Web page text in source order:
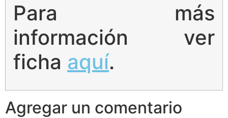
Para más
información ver
ficha aquí.
Agregar un comentario